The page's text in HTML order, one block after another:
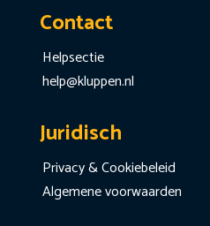
Contact
Helpsectie
help@kluppen.nl
Juridisch
Privacy & Cookiebeleid
Algemene voorwaarden